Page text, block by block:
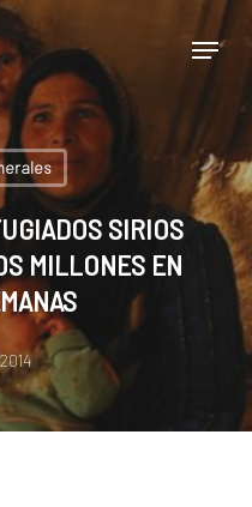
Menu
SIRIOS
MILLONES EN
Close